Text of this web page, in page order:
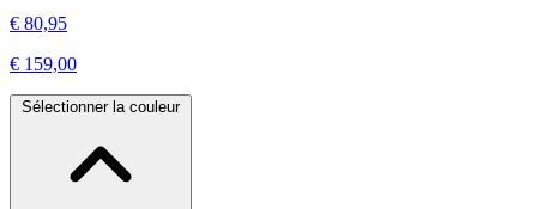
€ 80,95
€ 159,00
Sélectionner la couleur